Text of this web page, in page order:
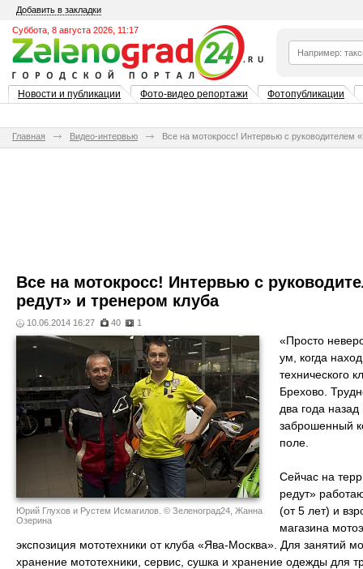
Добавить в закладки
Суббота, 8 августа 2026, 11:17
Новости и публикации Фото-видео репортажи Фотопубликации
Главная Видео-интервью Все на мотокросс! Интервью с руководителем
Все на мотокросс! Интервью с
редут» и тренером клуба
10.06.2014 16:27 40 1
Юрий Глухов и Рустем Исмагилов. © Зеленоград24, Жанна
Озерина
«Просто
ум, когда
технического
Брехово.
два года
заброшенный
поле.
Сейчас на
редут»
(от 5 лет) и
магазина
экспозиция мототехники от клуба «Ява-Москва». Для занятий
хранение мототехники, сервис, сушка и хранение одежды для